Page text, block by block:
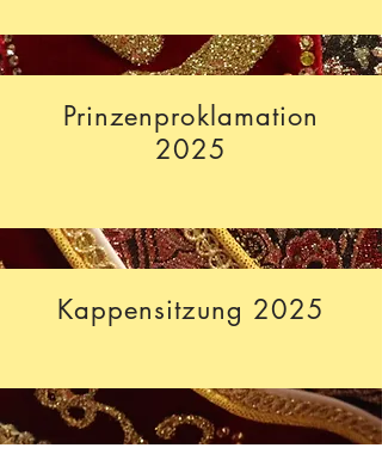
Prinzenproklamation
2025
Kappensitzung 2025